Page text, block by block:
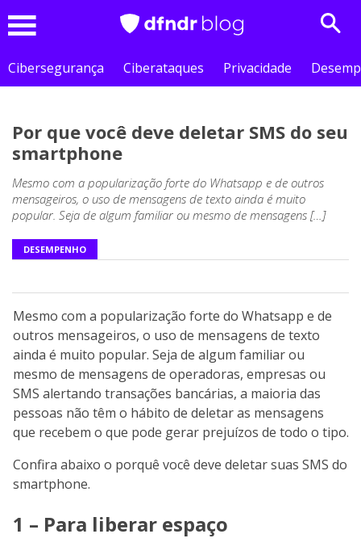
Cibersegurança
Ciberataques Privacidade
Por que você deve deletar SMS do seu
smartphone
Mesmo com a popularização forte do Whatsapp e de outros
mensageiros, o uso de mensagens de texto ainda é muito
popular. Seja de algum familiar ou mesmo de mensagens […]
DESEMPENHO
Mesmo com a popularização forte do Whatsapp e de
outros mensageiros, o uso de mensagens de texto
ainda é muito popular. Seja de algum familiar ou
mesmo de mensagens de operadoras, empresas ou
SMS alertando transações bancárias, a maioria das
pessoas não têm o hábito de deletar as mensagens
que recebem o que pode gerar prejuízos de todo o tipo.
Confira abaixo o porquê você deve deletar suas SMS do
smartphone.
1 – Para liberar espaço